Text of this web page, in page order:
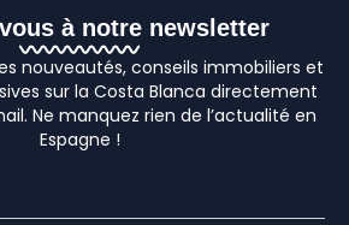
à notre newsletter
nouveautés, conseils immobiliers et
sur la Costa Blanca directement
Ne manquez rien de l’actualité en
Espagne !